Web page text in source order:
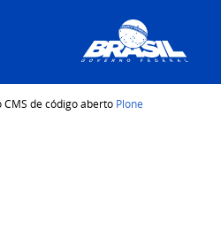
CMS de código aberto Plone